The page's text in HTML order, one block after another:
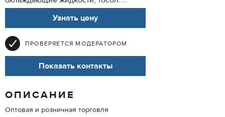
Узнать цену
ПРОВЕРЯЕТСЯ МОДЕРАТОРОМ
Показать контакты
ОПИСАНИЕ
Оптовая и розничная торговля